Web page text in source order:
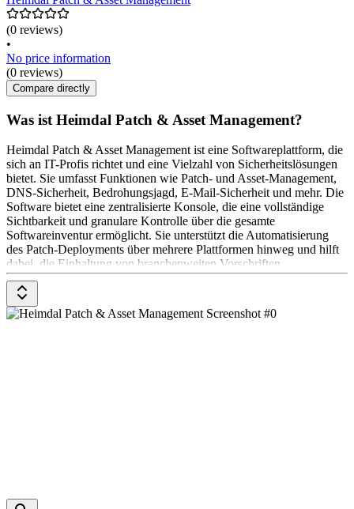
(0 reviews)
•
No price information
(0 reviews)
Compare directly
Was ist Heimdal Patch & Asset Management?
Heimdal Patch & Asset Management ist eine Softwareplattform, die
sich an IT-Profis richtet und eine Vielzahl von Sicherheitslösungen
bietet. Sie umfasst Funktionen wie Patch- und Asset-Management,
DNS-Sicherheit, Bedrohungsjagd, E-Mail-Sicherheit und mehr. Die
Software bietet eine zentralisierte Konsole, die eine vollständige
Sichtbarkeit und granulare Kontrolle über die gesamte
Softwareinventur ermöglicht. Sie unterstützt die Automatisierung
des Patch-Deployments über mehrere Plattformen hinweg und hilft
dabei, die Einhaltung von branchenweiten Vorschriften
sicherzustellen. Die Preisgestaltung variiert je nach den spezifischen
Anforderungen des Unternehmens. Für genauere Informationen
wird empfohlen, eine Anfrage an das Unternehmen zu stellen.